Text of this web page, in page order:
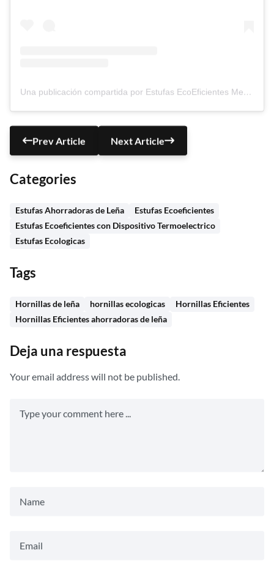
Una publicación compartida por Estufas EcoEficientes Metalcof ®️ (@estufasecoeficientesmetalcof)
Prev Article Next Article
Categories
Estufas Ahorradoras de Leña
Estufas Ecoeficientes
Estufas Ecoeficientes con Dispositivo Termoelectrico
Estufas Ecologicas
Tags
Hornillas de leña hornillas ecologicas
Hornillas Eficientes
Hornillas Eficientes ahorradoras de leña
Deja una respuesta
Your email address will not be published.